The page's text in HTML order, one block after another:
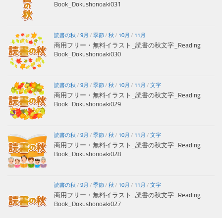
Book_Dokushonoaki031
読書の秋 / 9月 / 季節/ 秋 / 10月 / 11月
商用フリー・無料イラスト_読書の秋文字_Reading
Book_Dokushonoaki030
読書の秋 / 9月 / 季節/ 秋 / 10月 / 11月 / 文字
商用フリー・無料イラスト_読書の秋文字_Reading
Book_Dokushonoaki029
読書の秋 / 9月 / 季節/ 秋 / 10月 / 11月 / 文字
商用フリー・無料イラスト_読書の秋文字_Reading
Book_Dokushonoaki028
読書の秋 / 9月 / 季節/ 秋 / 10月 / 11月 / 文字
商用フリー・無料イラスト_読書の秋文字_Reading
Book_Dokushonoaki027